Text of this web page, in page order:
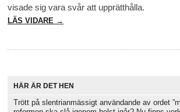
visade sig vara svår att upprätthålla.
LÄS VIDARE →
HÄR ÄR DET HEN
Trött på slentrianmässigt användande av ordet